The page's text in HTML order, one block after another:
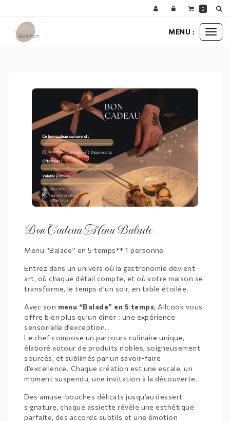
MENU :
bons cadeaux
Bon Cadeau Menu Balade
Menu “Balade” en 5 temps** 1 personne
Entrez dans un univers où la gastronomie devient
art, où chaque détail compte, et où votre maison se
transforme, le temps d’un soir, en table étoilée.
Avec son menu “Balade” en 5 temps, Allcook vous
offre bien plus qu’un dîner : une expérience
sensorielle d’exception.
Le chef compose un parcours culinaire unique,
élaboré autour de produits nobles, soigneusement
sourcés, et sublimés par un savoir-faire
d’excellence. Chaque création est une escale, un
moment suspendu, une invitation à la découverte.
Des amuse-bouches délicats jusqu’au dessert
signature, chaque assiette révèle une esthétique
parfaite, des accords subtils et une émotion
0